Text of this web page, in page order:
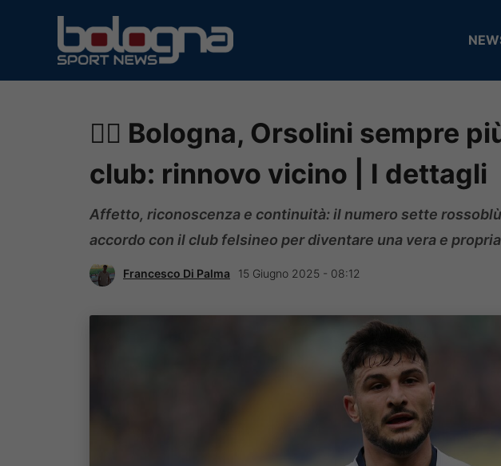
contenuto
✍🏻 Bologna, Orsolini sempre
club: rinnovo vicino | I dettagli
Affetto, riconoscenza e continuità: il numero sette
accordo con il club felsineo per diventare una vera e
Francesco Di Palma 15 Giugno 2025 - 08:12